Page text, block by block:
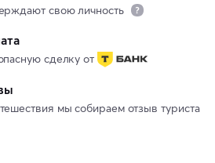
свою личность
сделку от
мы собираем отзыв туриста